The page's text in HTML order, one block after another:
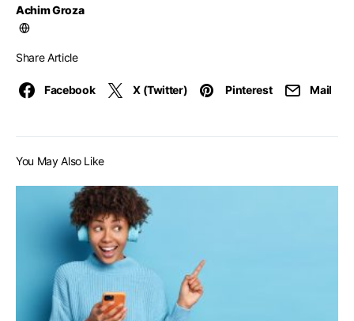
Achim Groza
Share Article
Facebook X (Twitter) Pinterest Mail
You May Also Like